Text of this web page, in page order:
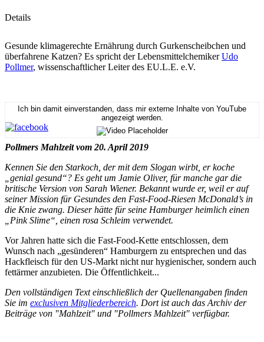
Details
Gesunde klimagerechte Ernährung durch Gurkenscheibchen und
überfahrene Katzen? Es spricht der LebensmittelchemikerUdo
Pollmer, wissenschaftlicher Leiter des EU.L.E. e.V.
Ich bin damit einverstanden, dass mir externe Inhalte von YouTube
angezeigt werden.
Pollmers Mahlzeit vom 20. April 2019
Kennen Sie den Starkoch, der mit dem Slogan wirbt, er koche
„genial gesund“? Es geht um Jamie Oliver, für manche gar die
britische Version von Sarah Wiener. Bekannt wurde er, weil er auf
seiner Mission für Gesundes den Fast-Food-Riesen McDonald’s in
die Knie zwang. Dieser hätte für seine Hamburger heimlich einen
„Pink Slime“, einen rosa Schleim verwendet.
Vor Jahren hatte sich die Fast-Food-Kette entschlossen, dem
Wunsch nach „gesünderen“ Hamburgern zu entsprechen und das
Hackfleisch für den US-Markt nicht nur hygienischer, sondern auch
fettärmer anzubieten. Die Öffentlichkeit...
Den vollständigen Text einschließlich der Quellenangaben finden
Sie im exclusiven Mitgliederbereich. Dort ist auch das Archiv der
Beiträge von "Mahlzeit" und "Pollmers Mahlzeit" verfügbar.